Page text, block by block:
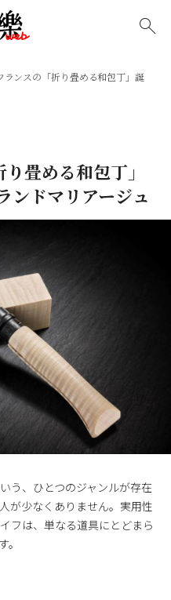
ンスの「折り畳める和包丁」誕
畳める和包丁」
ンドマリアージュ
う、ひとつのジャンルが存在
が少なくありません。実用性
フは、単なる道具にとどまら